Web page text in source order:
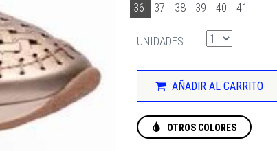
36 37 38 39 40 41
UNIDADES
AÑADIR AL CARRITO
OTROS COLORES